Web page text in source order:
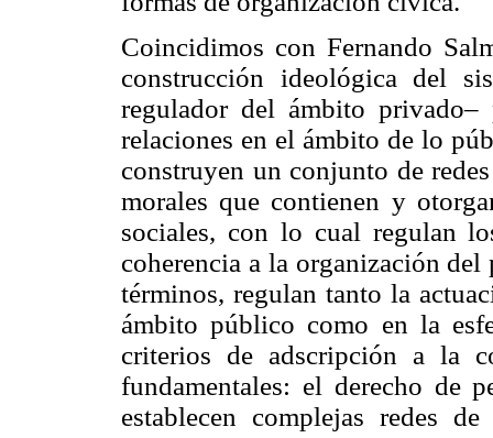
Coincidimos con Fernando
construcción ideológica del
regulador del ámbito privado–
relaciones en el ámbito de lo
construyen un conjunto de
morales que contienen y
sociales, con lo cual regulan
coherencia a la organización
términos, regulan tanto la
ámbito público como en la
criterios de adscripción a la
fundamentales: el derecho de
establecen complejas redes